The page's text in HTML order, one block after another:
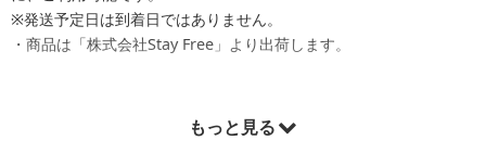
※発送予定日は到着日ではありません。
・商品は「株式会社Stay Free」より出荷します。
もっと見る